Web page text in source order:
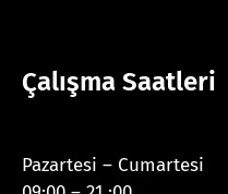
Çalışma Saatleri
Pazartesi – Cumartesi